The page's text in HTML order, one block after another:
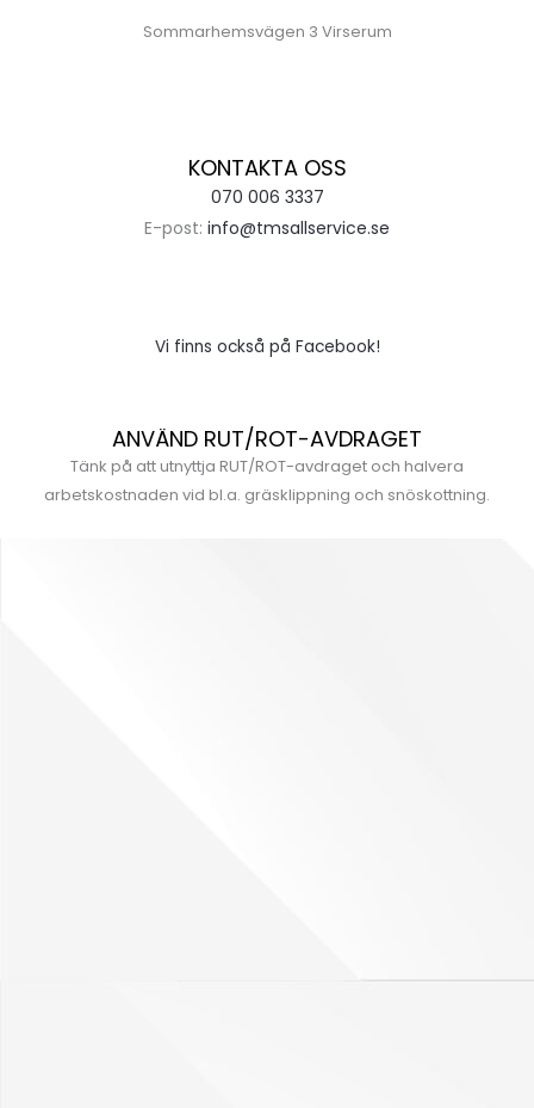
Sommarhemsvägen 3 Virserum
KONTAKTA OSS
070 006 3337
E-post: info@tmsallservice.se
Vi finns också på Facebook!
ANVÄND RUT/ROT-AVDRAGET
Tänk på att utnyttja RUT/ROT-avdraget och halvera
arbetskostnaden vid bl.a. gräsklippning och snöskottning.